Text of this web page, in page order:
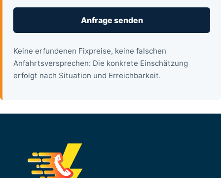
Anfrage senden
Keine erfundenen Fixpreise, keine falschen
Anfahrtsversprechen: Die konkrete Einschätzung
erfolgt nach Situation und Erreichbarkeit.